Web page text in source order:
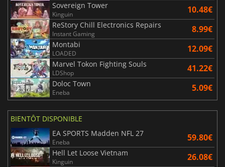
Sovereign Tower
Kinguin 10.48€
ReStory Chill Electronics Repairs
Instant Gaming 8.99€
Montabi
LOADED 12.09€
Marvel Tokon Fighting Souls
LDShop 41.22€
Doloc Town
Eneba 5.09€
BIENTÔT DISPONIBLE
EA SPORTS Madden NFL 27
Eneba 59.80€
Hell Let Loose Vietnam
Kinguin 26.08€